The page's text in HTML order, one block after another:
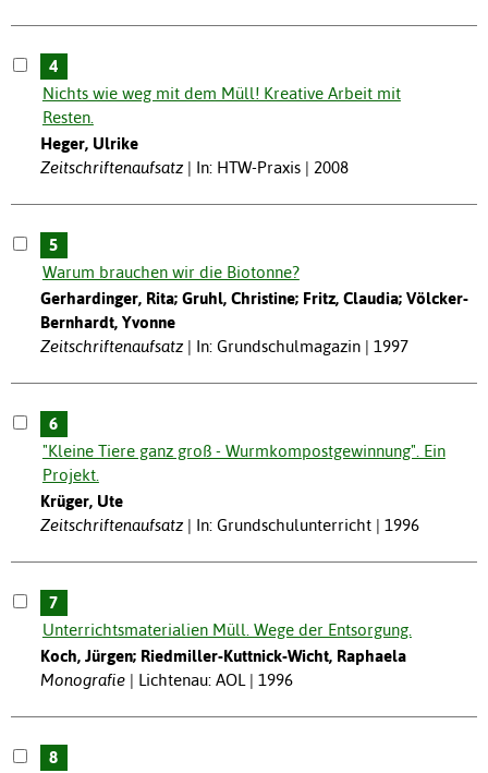
4
Nichts wie weg mit dem Müll! Kreative Arbeit mit
Resten.
Heger, Ulrike
Zeitschriftenaufsatz
In: HTW-Praxis | 2008
5
Warum brauchen wir die Biotonne?
Gerhardinger, Rita; Gruhl, Christine; Fritz, Claudia; Völcker-
Bernhardt, Yvonne
Zeitschriftenaufsatz
In: Grundschulmagazin | 1997
6
"Kleine Tiere ganz groß - Wurmkompostgewinnung". Ein
Projekt.
Krüger, Ute
Zeitschriftenaufsatz
In: Grundschulunterricht | 1996
7
Unterrichtsmaterialien Müll. Wege der Entsorgung.
Koch, Jürgen; Riedmiller-Kuttnick-Wicht, Raphaela
Monografie
Lichtenau: AOL | 1996
8